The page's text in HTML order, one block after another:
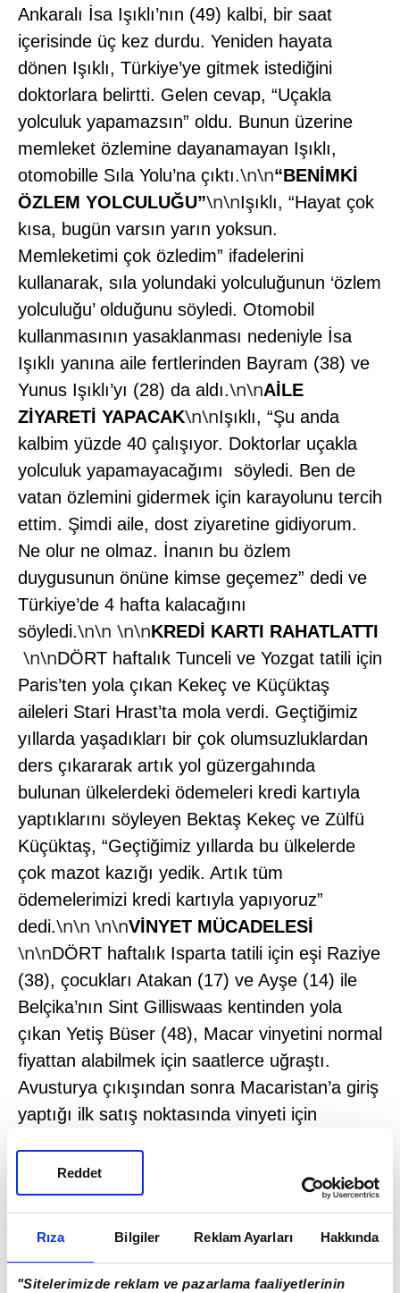
Rıza Bilgiler Reklam Ayarları Hakkında
"Sitelerimizde reklam ve pazarlama faaliyetlerinin
Reddet
Ankaralı İsa Işıklı’nın (49) kalbi, bir saat
içerisinde üç kez durdu. Yeniden hayata
dönen Işıklı, Türkiye’ye gitmek istediğini
doktorlara belirtti. Gelen cevap, “Uçakla
yolculuk yapamazsın” oldu. Bunun üzerine
memleket özlemine dayanamayan Işıklı,
otomobille Sıla Yolu’na çıktı.\n\n“BENİMKİ
ÖZLEM YOLCULUĞU”\n\nIşıklı, “Hayat çok
kısa, bugün varsın yarın yoksun.
Memleketimi çok özledim” ifadelerini
kullanarak, sıla yolundaki yolculuğunun ‘özlem
yolculuğu’ olduğunu söyledi. Otomobil
kullanmasının yasaklanması nedeniyle İsa
Işıklı yanına aile fertlerinden Bayram (38) ve
Yunus Işıklı’yı (28) da aldı.\n\nAİLE
ZİYARETİ YAPACAK\n\nIşıklı, “Şu anda
kalbim yüzde 40 çalışıyor. Doktorlar uçakla
yolculuk yapamayacağımı söyledi. Ben de
vatan özlemini gidermek için karayolunu tercih
ettim. Şimdi aile, dost ziyaretine gidiyorum.
Ne olur ne olmaz. İnanın bu özlem
duygusunun önüne kimse geçemez” dedi ve
Türkiye’de 4 hafta kalacağını
söyledi.\n\n \n\nKREDİ KARTI RAHATLATTI
\n\nDÖRT haftalık Tunceli ve Yozgat tatili için
Paris’ten yola çıkan Kekeç ve Küçüktaş
aileleri Stari Hrast’ta mola verdi. Geçtiğimiz
yıllarda yaşadıkları bir çok olumsuzluklardan
ders çıkararak artık yol güzergahında
bulunan ülkelerdeki ödemeleri kredi kartıyla
yaptıklarını söyleyen Bektaş Kekeç ve Zülfü
Küçüktaş, “Geçtiğimiz yıllarda bu ülkelerde
çok mazot kazığı yedik. Artık tüm
ödemelerimizi kredi kartıyla yapıyoruz”
dedi.\n\n \n\nVİNYET MÜCADELESİ
\n\nDÖRT haftalık Isparta tatili için eşi Raziye
(38), çocukları Atakan (17) ve Ayşe (14) ile
Belçika’nın Sint Gilliswaas kentinden yola
çıkan Yetiş Büser (48), Macar vinyetini normal
fiyattan alabilmek için saatlerce uğraştı.
Avusturya çıkışından sonra Macaristan’a giriş
yaptığı ilk satış noktasında vinyeti için
Büser, “Avrupa’da para kolay kazanılmıyor.
Gece gündüz demeden saatlerce berberlik
euro verecek değilim ya. Bir çok satış
noktasına girdim çıktım. En uygun fiyatı olan